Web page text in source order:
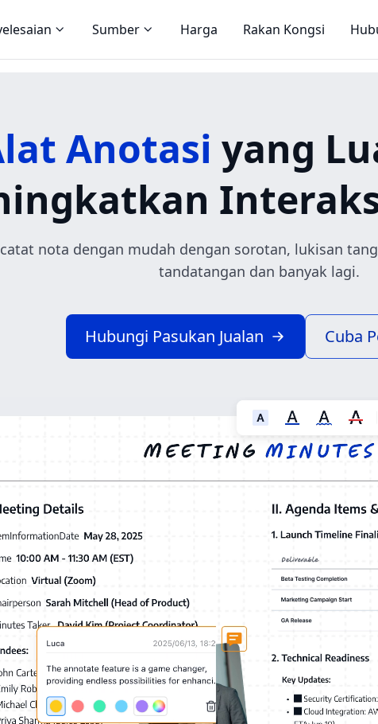
Sumber Harga Rakan Kongsi
Anotasi yang
nota dengan mudah dengan sorotan, lukisan
tandatangan dan banyak lagi.
Hubungi Pasukan Jualan Cuba